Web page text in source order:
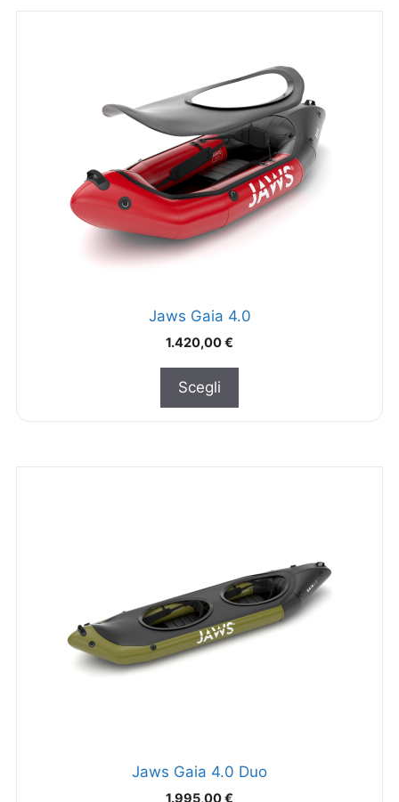
Jaws Gaia 4.0
1.420,00€
Scegli
Jaws Gaia 4.0 Duo
1.995,00€